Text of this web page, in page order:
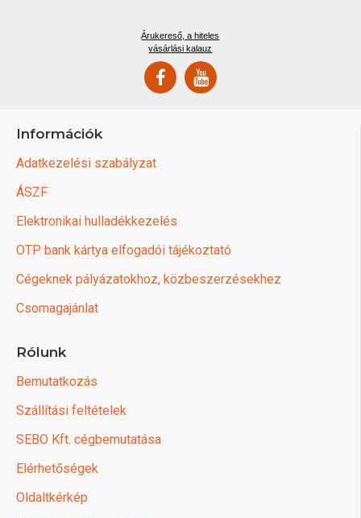
Árukereső, a hiteles
vásárlási kalauz
Információk
Adatkezelési szabályzat
ÁSZF
Elektronikai hulladékkezelés
OTP bank kártya elfogadói tájékoztató
Cégeknek pályázatokhoz, közbeszerzésekhez
Csomagajánlat
Rólunk
Bemutatkozás
Szállítási feltételek
SEBO Kft. cégbemutatása
Elérhetőségek
Oldaltkérkép